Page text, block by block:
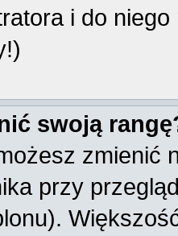
i do
swoją
zmienić
przy